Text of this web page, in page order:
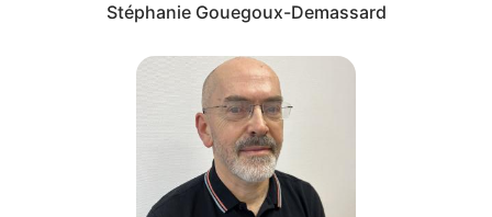
Stéphanie Gouegoux-Demassard